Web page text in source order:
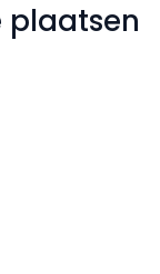
plaatsen